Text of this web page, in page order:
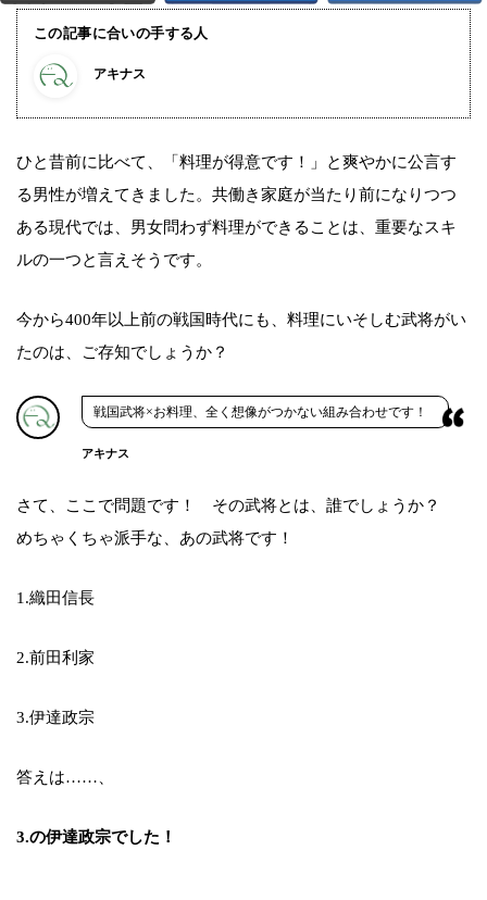
この記事に合いの手する人
アキナス
ひと昔前に比べて、「料理が得意です！」と爽やかに公言す
る男性が増えてきました。共働き家庭が当たり前になりつつ
ある現代では、男女問わず料理ができることは、重要なスキ
ルの一つと言えそうです。
今から400年以上前の戦国時代にも、料理にいそしむ武将がい
たのは、ご存知でしょうか？
戦国武将×お料理、全く想像がつかない組み合わせです！
アキナス
さて、ここで問題です！ その武将とは、誰でしょうか？
めちゃくちゃ派手な、あの武将です！
1.織田信長
2.前田利家
3.伊達政宗
答えは……、
3.の伊達政宗でした！